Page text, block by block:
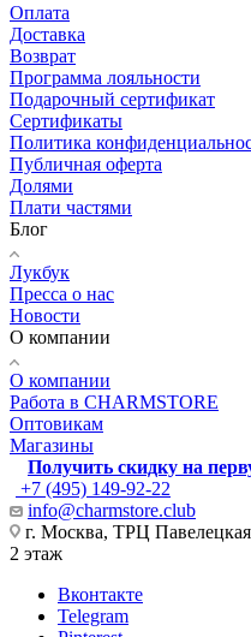
Оплата
Доставка
Возврат
Программа лояльности
Подарочный сертификат
Сертификаты
Политика
Публичная оферта
Долями
Плати частями
Блог
Лукбук
Пресса о нас
Новости
О компании
О компании
Работа в CHARMSTORE
Оптовикам
Магазины
Получить скидку на
+7 (495) 149-92-22
info@charmstore.club
г. Москва, ТРЦ
2 этаж
Вконтакте
Telegram